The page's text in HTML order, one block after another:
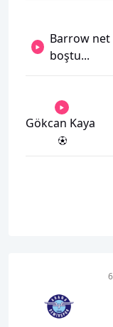
Barrow net
boştu...
Gökcan Kaya